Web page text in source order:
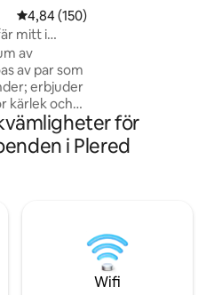
4,84 av 5 i genomsnittligt
4,84 (150)
mitt i
av
av par som
erbjuder
kärlek och
boende
I
lata i
njut av en
för
i Plered
Wifi